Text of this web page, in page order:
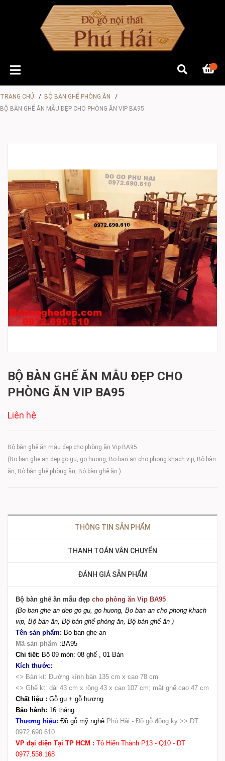
TRANG CHỦ / BỘ BÀN GHẾ PHÒNG ĂN
/
BỘ BÀN GHẾ ĂN MẪU ĐẸP CHO PHÒNG ĂN VIP BA95
BỘ BÀN GHẾ ĂN MẪU ĐẸP CHO
PHÒNG ĂN VIP BA95
Liên hệ
Bộ bàn ghế ăn mẫu đẹp cho phòng ăn Vip BA95
(Bo ban ghe an dep go gu, go huong, Bo ban an cho phong khach vip, Bộ bàn
ăn, Bộ bàn ghế phòng ăn, Bộ bàn ghế ăn )
THÔNG TIN SẢN PHẨM
THANH TOÁN VẬN CHUYỂN
ĐÁNH GIÁ SẢN PHẨM
Bộ bàn ghế ăn mẫu đẹp cho phòng ăn Vip BA95
(Bo ban ghe an dep go gu, go huong, Bo ban an cho phong khach
vip, Bộ bàn ăn, Bộ bàn ghế phòng ăn, Bộ bàn ghế ăn )
Tên sản phẩm: Bo ban ghe an
Mã sản phẩm : BA95
Chi tiết: Bộ 09 món: 08 ghế , 01 Bàn
Kích thước:
<> Bàn kt: Đường kính bàn 135 cm x cao 78 cm
<> Ghế kt: dài 43 cm x rộng 43 x cao 107 cm; mặt ghế cao 47 cm
Chất liệu : Gỗ gụ + gỗ hương
Bảo hành: 16 tháng
Thương hiệu: Đồ gỗ mỹ nghệ Phú Hải - Đồ gỗ đồng kỵ >> DT
0972.690.610
VP đại diện Tại TP HCM : Tô Hiến Thành P13 - Q10 - DT
0977.558.168